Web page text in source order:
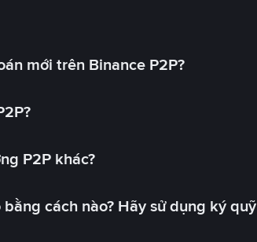
mới trên Binance P2P?
P2P khác?
cách nào? Hãy sử dụng ký